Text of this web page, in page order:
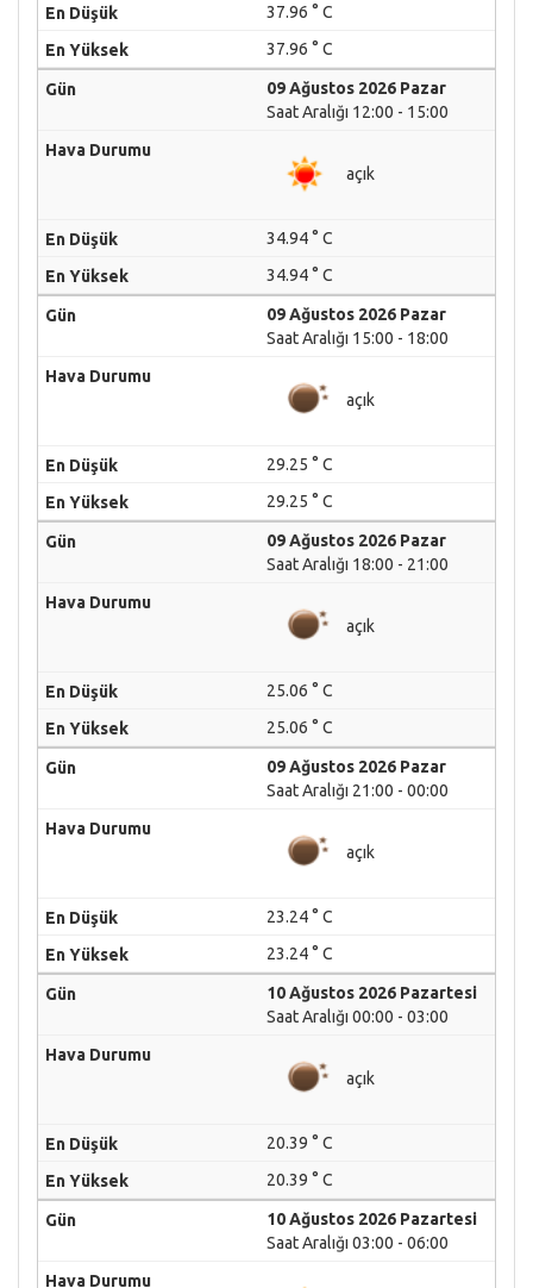
37.96 ° C
37.96 ° C
09 Ağustos 2026 Pazar
Saat Aralığı 12:00 - 15:00
açık
34.94 ° C
34.94 ° C
09 Ağustos 2026 Pazar
Saat Aralığı 15:00 - 18:00
açık
29.25 ° C
29.25 ° C
09 Ağustos 2026 Pazar
Saat Aralığı 18:00 - 21:00
açık
25.06 ° C
25.06 ° C
09 Ağustos 2026 Pazar
Saat Aralığı 21:00 - 00:00
açık
23.24 ° C
23.24 ° C
10 Ağustos 2026 Pazartesi
Saat Aralığı 00:00 - 03:00
açık
20.39 ° C
20.39 ° C
10 Ağustos 2026 Pazartesi
Saat Aralığı 03:00 - 06:00